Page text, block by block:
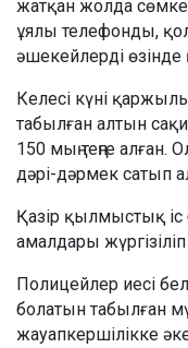
жатқан жолда
ұялы телефонды,
әшекейлерді өзінде
Келесі күні
табылған алтын
150 мың теңге
дәрі-дәрмек сатып
Қазір қылмыстық іс
амалдары
Полицейлер иесі
болатын табылған
жауапкершілікке